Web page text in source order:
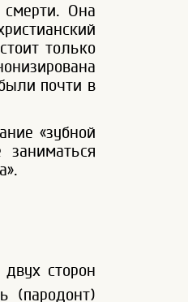
Она
только
почти в
«зубной
сторон
(пародонт)